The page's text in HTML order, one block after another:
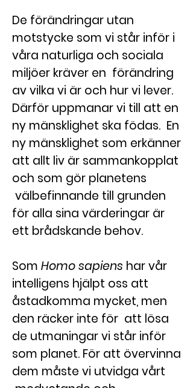
De förändringar utan
motstycke som vi står inför i
våra naturliga och sociala
miljöer kräver en förändring
av vilka vi är och hur vi lever.
Därför uppmanar vi till att en
ny mänsklighet ska födas. En
ny mänsklighet som erkänner
att allt liv är sammankopplat
och som gör planetens
välbefinnande till grunden
för alla sina värderingar är
ett brådskande behov.
Som Homo sapiens har vår
intelligens hjälpt oss att
åstadkomma mycket, men
den räcker inte för att lösa
de utmaningar vi står inför
som planet. För att övervinna
dem måste vi utvidga vårt